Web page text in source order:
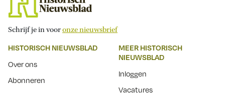
Schrijf je in vooronze nieuwsbrief
HISTORISCH NIEUWSBLAD
Over ons
Abonneren
MEER HISTORISCH
NIEUWSBLAD
Inloggen
Vacatures